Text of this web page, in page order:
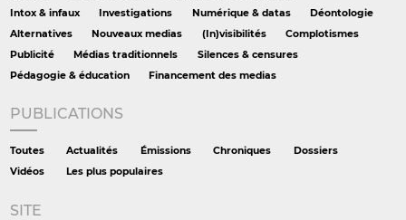
Intox & infaux
Investigations Numérique & datas
Déontologie
Alternatives
Nouveaux medias (In)visibilités
Complotismes
Publicité
Médias traditionnels
Silences & censures
Pédagogie & éducation
Financement des medias
PUBLICATIONS
Toutes Actualités Émissions Chroniques
Dossiers
Vidéos
Les plus populaires
SITE